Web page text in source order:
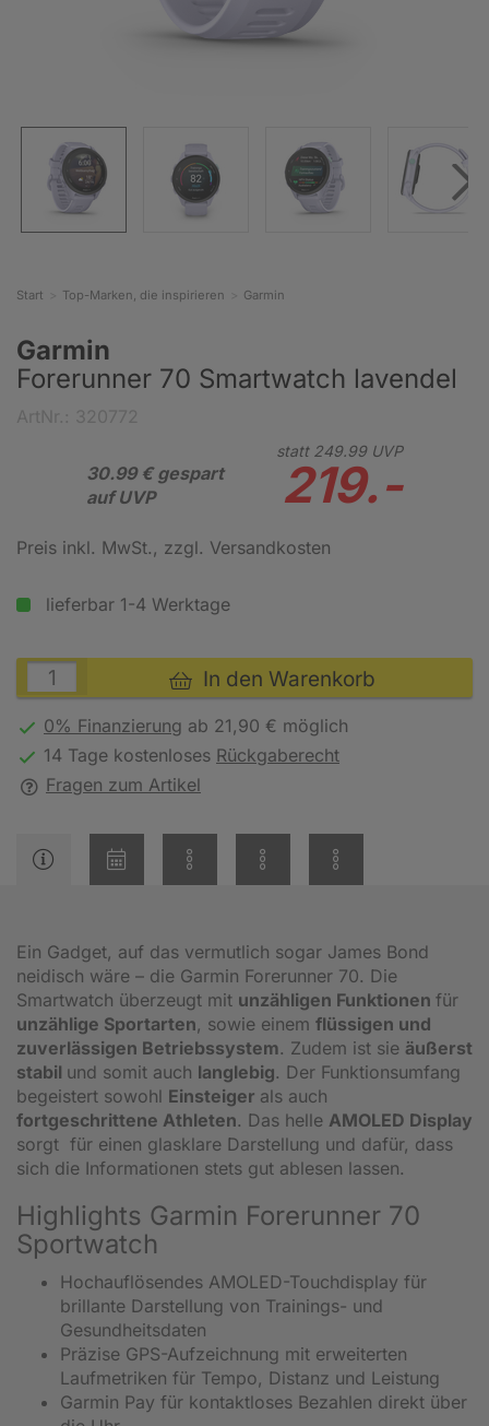
Start Top-Marken, die inspirieren Garmin
Garmin
Forerunner 70 Smartwatch lavendel
30.99 € gespart
auf UVP
statt 249.99UVP
219.-
Preis inkl. MwSt., zzgl. Versandkosten
lieferbar 1-4 Werktage
In den Warenkorb
0% Finanzierung ab 21,90 € möglich
14 Tage kostenloses Rückgaberecht
Fragen zum Artikel
Ein Gadget, auf das vermutlich sogar James Bond
neidisch wäre – die Garmin Forerunner 70. Die
Smartwatch überzeugt mit unzähligen Funktionen für
unzählige Sportarten, sowie einem flüssigen und
zuverlässigen Betriebssystem. Zudem ist sie äußerst
stabil und somit auch langlebig. Der Funktionsumfang
begeistert sowohl Einsteiger als auch
fortgeschrittene Athleten. Das helle AMOLED Display
sorgt für einen glasklare Darstellung und dafür, dass
sich die Informationen stets gut ablesen lassen.
Highlights Garmin Forerunner 70
Sportwatch
Hochauflösendes AMOLED-Touchdisplay für
brillante Darstellung von Trainings- und
Gesundheitsdaten
Präzise GPS-Aufzeichnung mit erweiterten
Laufmetriken für Tempo, Distanz und Leistung
Garmin Pay für kontaktloses Bezahlen direkt über